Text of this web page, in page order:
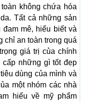
không chứa hóa
Tất cả những sản
mê, hiểu biết và
chỉ an toàn trong quá
giá trị của chính
cấp những gì tốt đẹp
dùng của mình và
một nhóm các nhà
hiểu về mỹ phẩm